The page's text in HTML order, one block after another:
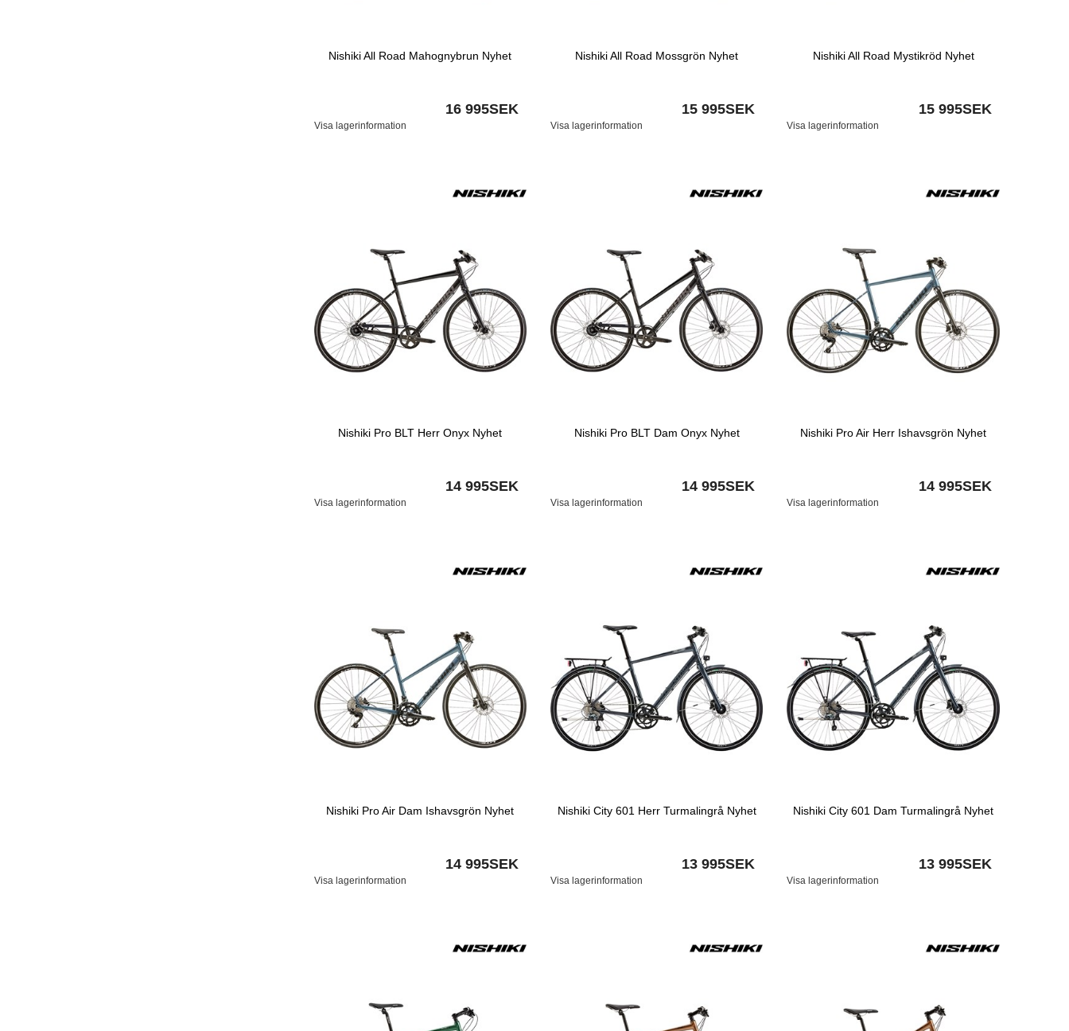
Nishiki All Road Mahognybrun Nyhet
16 995SEK
Visa lagerinformation
Nishiki All Road Mossgrön Nyhet
15 995SEK
Visa lagerinformation
Nishiki All Road Mystikröd Nyhet
15 995SEK
Visa lagerinformation
Nishiki Pro BLT Herr Onyx Nyhet
14 995SEK
Visa lagerinformation
Nishiki Pro BLT Dam Onyx Nyhet
14 995SEK
Visa lagerinformation
Nishiki Pro Air Herr Ishavsgrön Nyhet
14 995SEK
Visa lagerinformation
Nishiki Pro Air Dam Ishavsgrön Nyhet
14 995SEK
Visa lagerinformation
Nishiki City 601 Herr Turmalingrå Nyhet
13 995SEK
Visa lagerinformation
Nishiki City 601 Dam Turmalingrå Nyhet
13 995SEK
Visa lagerinformation